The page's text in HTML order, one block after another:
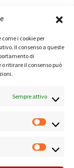
i cookie per
Il consenso a queste
di
ritirare il consenso può
Sempre attivo